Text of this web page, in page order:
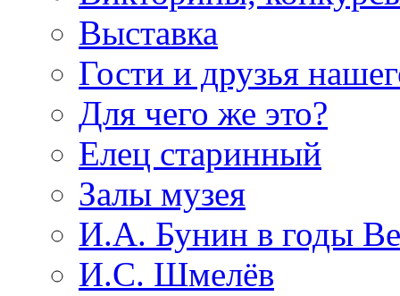
Выставка
Гости и друзья
Для чего же это?
Елец старинный
Залы музея
И.А. Бунин в годы
И.С. Шмелёв